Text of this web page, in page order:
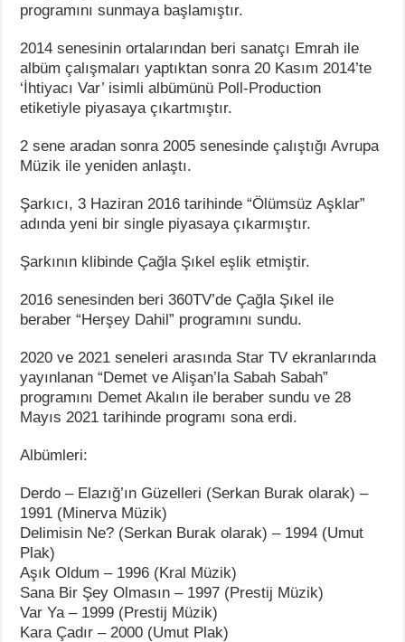
programını sunmaya başlamıştır.
2014 senesinin ortalarından beri sanatçı Emrah ile
albüm çalışmaları yaptıktan sonra 20 Kasım 2014’te
‘İhtiyacı Var’ isimli albümünü Poll-Production
etiketiyle piyasaya çıkartmıştır.
2 sene aradan sonra 2005 senesinde çalıştığı Avrupa
Müzik ile yeniden anlaştı.
Şarkıcı, 3 Haziran 2016 tarihinde “Ölümsüz Aşklar”
adında yeni bir single piyasaya çıkarmıştır.
Şarkının klibinde Çağla Şıkel eşlik etmiştir.
2016 senesinden beri 360TV’de Çağla Şıkel ile
beraber “Herşey Dahil” programını sundu.
2020 ve 2021 seneleri arasında Star TV ekranlarında
yayınlanan “Demet ve Alişan’la Sabah Sabah”
programını Demet Akalın ile beraber sundu ve 28
Mayıs 2021 tarihinde programı sona erdi.
Albümleri:
Derdo – Elazığ’ın Güzelleri (Serkan Burak olarak) –
1991 (Minerva Müzik)
Delimisin Ne? (Serkan Burak olarak) – 1994 (Umut
Plak)
Aşık Oldum – 1996 (Kral Müzik)
Sana Bir Şey Olmasın – 1997 (Prestij Müzik)
Var Ya – 1999 (Prestij Müzik)
Kara Çadır – 2000 (Umut Plak)